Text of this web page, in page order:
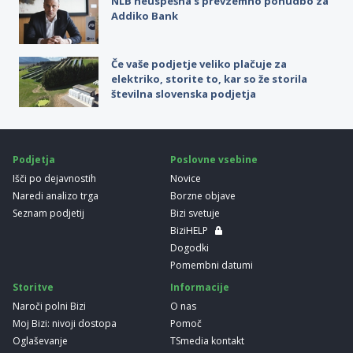
Addiko Bank
Če vaše podjetje veliko plačuje za
elektriko, storite to, kar so že storila
številna slovenska podjetja
Podjetja
Išči po dejavnostih
Naredi analizo trga
Seznam podjetij
Poslovne vsebine
Novice
Borzne objave
Bizi svetuje
BiziHELP
Dogodki
Pomembni datumi
Storitve
Naroči polni Bizi
Moj Bizi: nivoji dostopa
Oglaševanje
Informacije
O nas
Pomoč
TSmedia kontakt